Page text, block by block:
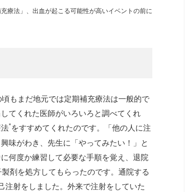
療法」、出⾎が起こる可能性が⾼いイベントの前に
もまだ地元では定期補充療法は一般的で
てくれた医師がいろいろと調べてくれ
*をすすめてくれたのです。「他の人に注
味がわき、先生に「やってみたい！」と
何度か練習して必要な手順を覚え、退院
剤を処方してもらったのです。通院する
注射をしました。外来で注射をしていた